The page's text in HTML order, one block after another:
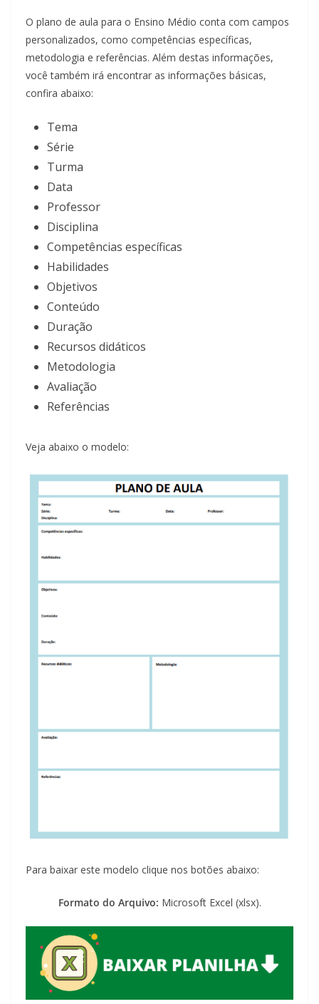
O plano de aula para o Ensino Médio conta com campos
personalizados, como competências específicas,
metodologia e referências. Além destas informações,
você também irá encontrar as informações básicas,
confira abaixo:
Tema
Série
Turma
Data
Professor
Disciplina
Competências específicas
Habilidades
Objetivos
Conteúdo
Duração
Recursos didáticos
Metodologia
Avaliação
Referências
Veja abaixo o modelo:
Para baixar este modelo clique nos botões abaixo:
Formato do Arquivo: Microsoft Excel (xlsx).